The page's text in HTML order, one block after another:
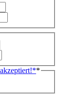
**